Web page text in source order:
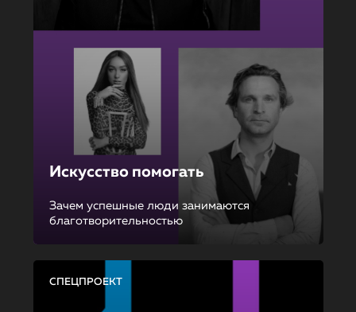
Искусство помогать
Зачем успешные люди занимаются
благотворительностью
СПЕЦПРОЕКТ